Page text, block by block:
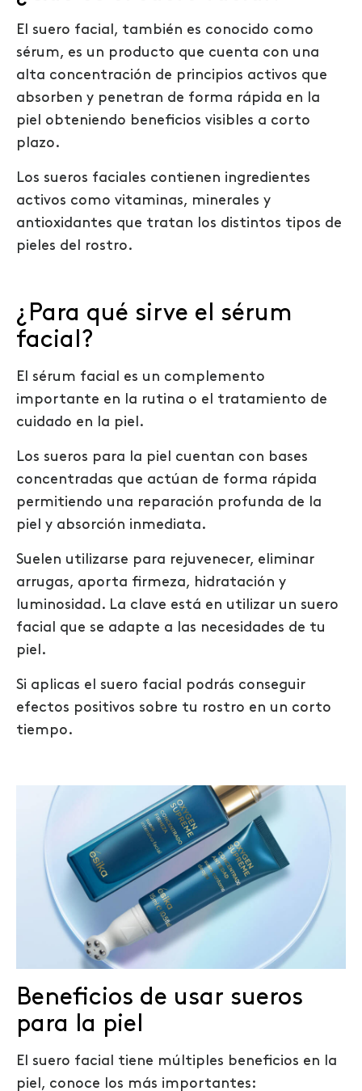
El suero facial, también es conocido como
sérum, es un producto que cuenta con una
alta concentración de principios activos que
absorben y penetran de forma rápida en la
piel obteniendo beneficios visibles a corto
plazo.
Los sueros faciales contienen ingredientes
activos como vitaminas, minerales y
antioxidantes que tratan los distintos tipos de
pieles del rostro.
¿Para qué sirve el sérum
facial?
El sérum facial es un complemento
importante en la rutina o el tratamiento de
cuidado en la piel.
Los sueros para la piel cuentan con bases
concentradas que actúan de forma rápida
permitiendo una reparación profunda de la
piel y absorción inmediata.
Suelen utilizarse para rejuvenecer, eliminar
arrugas, aporta firmeza, hidratación y
luminosidad. La clave está en utilizar un suero
facial que se adapte a las necesidades de tu
piel.
Si aplicas el suero facial podrás conseguir
efectos positivos sobre tu rostro en un corto
tiempo.
Beneficios de usar sueros
para la piel
El suero facial tiene múltiples beneficios en la
piel, conoce los más importantes: